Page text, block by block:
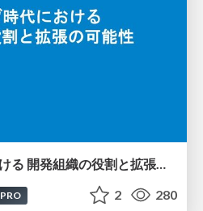
AIネイティブ時代における 開発組織の役割と拡張の可能性
PRO 2 280